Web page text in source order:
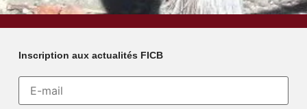
Inscription aux actualités FICB